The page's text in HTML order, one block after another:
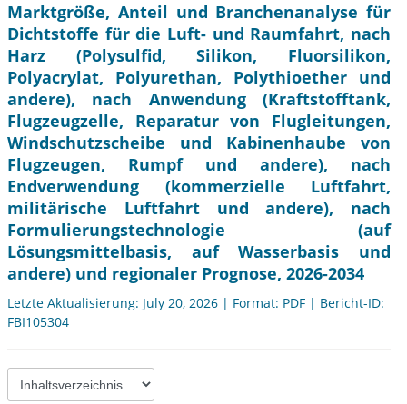
Marktgröße, Anteil und Branchenanalyse für
Dichtstoffe für die Luft- und Raumfahrt, nach
Harz (Polysulfid, Silikon, Fluorsilikon,
Polyacrylat, Polyurethan, Polythioether und
andere), nach Anwendung (Kraftstofftank,
Flugzeugzelle, Reparatur von Flugleitungen,
Windschutzscheibe und Kabinenhaube von
Flugzeugen, Rumpf und andere), nach
Endverwendung (kommerzielle Luftfahrt,
militärische Luftfahrt und andere), nach
Formulierungstechnologie (auf
Lösungsmittelbasis, auf Wasserbasis und
andere) und regionaler Prognose, 2026-2034
Letzte Aktualisierung: July 20, 2026 | Format: PDF | Bericht-ID:
FBI105304